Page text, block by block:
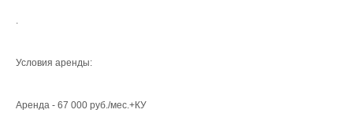
.
Условия аренды:
Аренда - 67 000 руб./мес.+КУ